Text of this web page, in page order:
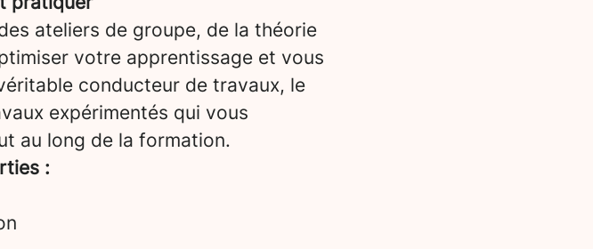
ateliers de groupe, de la théorie
votre apprentissage et vous
conducteur de travaux, le
expérimentés qui vous
au long de la formation.
: